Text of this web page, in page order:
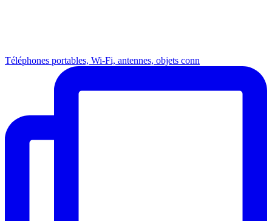
Téléphones portables, Wi-Fi, antennes, objets conn